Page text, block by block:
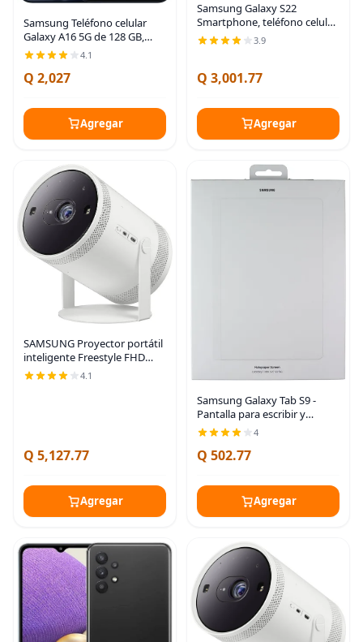
Samsung Teléfono celular
Galaxy A16 5G de 128 GB,
teléfono inteligente Android
desbloqueado, pantalla
AMOLED grande, diseño
4.1
Q 2,027
Agregar
Samsung Galaxy S22
Smartphone, teléfono celular
Android desbloqueado de
fábrica, 128 GB, cámara y
brillante, batería de larga
3.9
Q 3,001.77
Agregar
SAMSUNG Proyector portátil
inteligente Freestyle FHD
HDR de 30 a 100 pulgadas
para cine en casa en
4.1
Q 5,127.77
Agregar
Samsung Galaxy Tab S9 -
Pantalla para escribir y
dibujar en tablet, lápiz sobre
papel, dispositivo plegable
para una fácil instalación,
4
Q 502.77
Agregar